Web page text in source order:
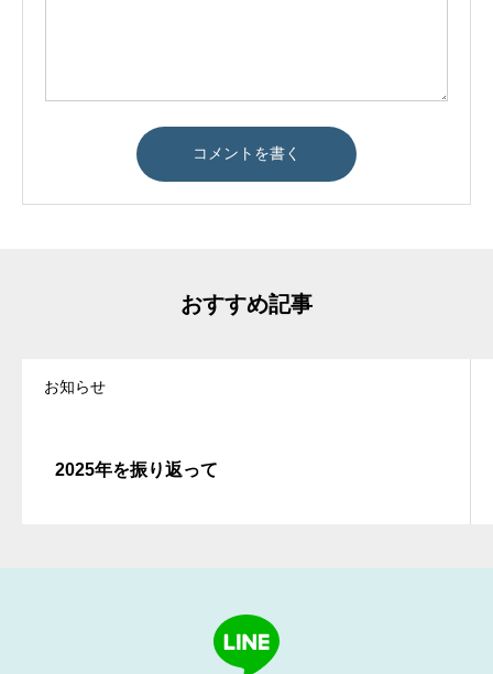
おすすめ記事
お知らせ
2025年を振り返って